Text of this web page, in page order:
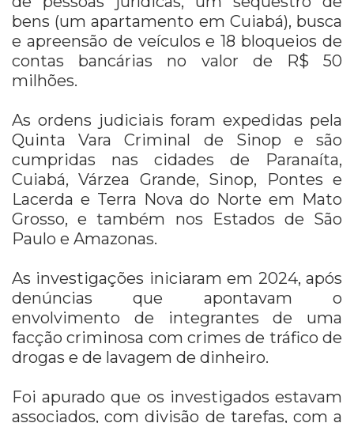
bens (um apartamento em Cuiabá), busca
e apreensão de veículos e 18 bloqueios de
contas bancárias no valor de R$ 50
milhões.
As ordens judiciais foram expedidas pela
Quinta Vara Criminal de Sinop e são
cumpridas nas cidades de Paranaíta,
Cuiabá, Várzea Grande, Sinop, Pontes e
Lacerda e Terra Nova do Norte em Mato
Grosso, e também nos Estados de São
Paulo e Amazonas.
As investigações iniciaram em 2024, após
denúncias que apontavam o
envolvimento de integrantes de uma
facção criminosa com crimes de tráfico de
drogas e de lavagem de dinheiro.
Foi apurado que os investigados estavam
associados, com divisão de tarefas, com a